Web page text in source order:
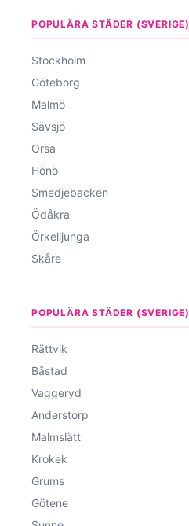
POPULÄRA STÄDER (SVERIGE)
Stockholm
Göteborg
Malmö
Sävsjö
Orsa
Hönö
Smedjebacken
Ödåkra
Örkelljunga
Skåre
POPULÄRA STÄDER (SVERIGE)
Rättvik
Båstad
Vaggeryd
Anderstorp
Malmslätt
Krokek
Grums
Götene